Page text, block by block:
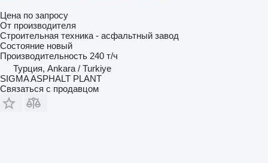
Цена по запросу
От производителя
Строительная техника - асфальтный завод
Состояние новый
Производительность 240 т/ч
Турция, Ankara / Turkiye
SIGMA ASPHALT PLANT
Связаться с продавцом